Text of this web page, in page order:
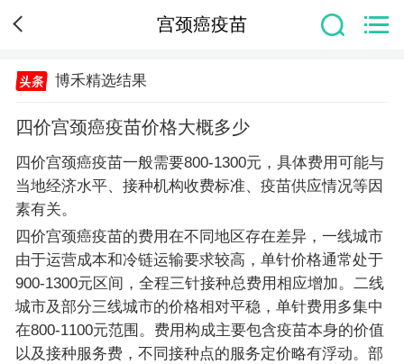
宫颈癌疫苗
博禾精选结果
四价宫颈癌疫苗价格大概多少
四价宫颈癌疫苗一般需要800-1300元，具体费用可能与
当地经济水平、接种机构收费标准、疫苗供应情况等因
素有关。
四价宫颈癌疫苗的费用在不同地区存在差异，一线城市
由于运营成本和冷链运输要求较高，单针价格通常处于
900-1300元区间，全程三针接种总费用相应增加。二线
城市及部分三线城市的价格相对平稳，单针费用多集中
在800-1100元范围。费用构成主要包含疫苗本身的价值
以及接种服务费，不同接种点的服务定价略有浮动。部